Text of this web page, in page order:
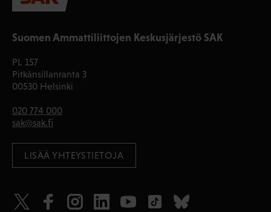
Suomen Ammattiliittojen Keskusjärjestö SAK
PL 157
Pitkänsillanranta 3
00530 Helsinki
020 774 000
sak@sak.fi
LISÄÄ YHTEYSTIETOJA